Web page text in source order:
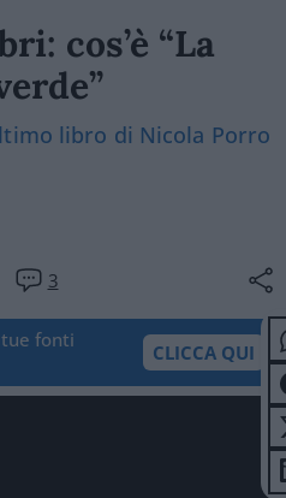
cos’è “La
libro di Nicola Porro
3
fonti
CLICCA QUI